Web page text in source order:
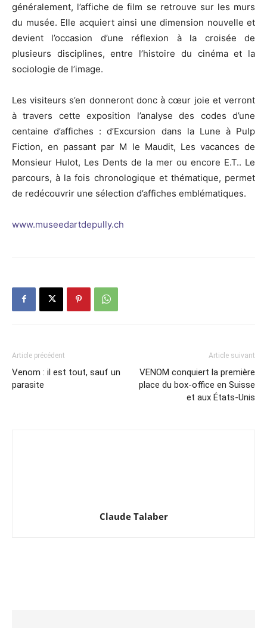
généralement, l’affiche de film se retrouve sur les murs
du musée. Elle acquiert ainsi une dimension nouvelle et
devient l’occasion d’une réflexion à la croisée de
plusieurs disciplines, entre l’histoire du cinéma et la
sociologie de l’image.
Les visiteurs s’en donneront donc à cœur joie et verront
à travers cette exposition l’analyse des codes d’une
centaine d’affiches : d’Excursion dans la Lune à Pulp
Fiction, en passant par M le Maudit, Les vacances de
Monsieur Hulot, Les Dents de la mer ou encore E.T.. Le
parcours, à la fois chronologique et thématique, permet
de redécouvrir une sélection d’affiches emblématiques.
www.museedartdepully.ch
Article précédent
Venom : il est tout, sauf un
parasite
Article suivant
VENOM conquiert la première
place du box-office en Suisse
et aux États-Unis
Claude Talaber